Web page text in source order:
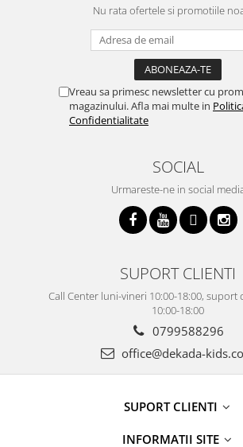
Nu rata ofertele si promotiile
Vreau sa primesc newsletter cu
magazinului. Afla mai multe in
Confidentialitate
SOCIAL
Urmareste-ne in social
SUPORT CLIENTI
Call Center luni-vineri 10:00-18:00, suport
10:00-18:00
0799588296
office@dekada-
SUPORT CLIENTI
INFORMATII SITE